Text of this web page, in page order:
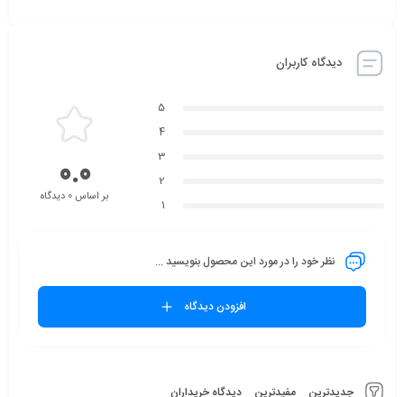
دیدگاه کاربران
جدیدترین مفیدترین دیدگاه خریداران
5
4
3
2
1
0.0بر اساس 0 دیدگاه
نظر خود را در مورد این محصول بنویسید ...
افزودن دیدگاه